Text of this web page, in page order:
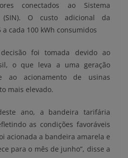
conectados ao Sistema
(SIN). O custo adicional da
cada 100 kWh consumidos
foi tomada devido ao
o que leva a uma geração
ao acionamento de usinas
mais elevado.
ano, a bandeira tarifária
as condições favoráveis
acionada a bandeira amarela e
para o mês de junho”, disse a